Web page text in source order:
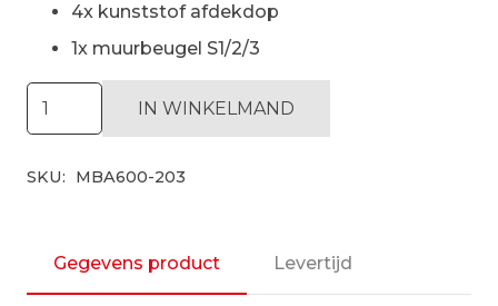
4x kunststof afdekdop
1x muurbeugel S1/2/3
H3028
|aanbouwset
vak
IN WINKELMAND
SKU: MBA600-203
Gegevens product Levertijd